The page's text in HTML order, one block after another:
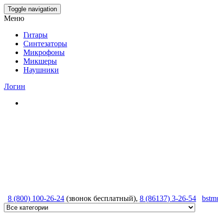
Skip
to
content
Toggle navigation
Меню
Гитары
Синтезаторы
Микрофоны
Микшеры
Наушники
Логин
8 (800) 100-26-24 (звонок бесплатный), 8 (86137) 3-26-54